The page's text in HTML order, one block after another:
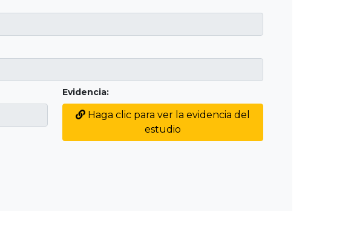
Evidencia:
Haga clic para ver la evidencia del
estudio